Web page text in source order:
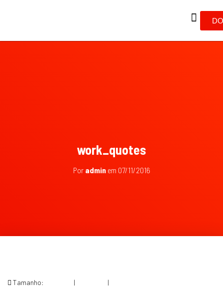
work_quotes
Por adminem 07/11/2016
Tamanho: | |